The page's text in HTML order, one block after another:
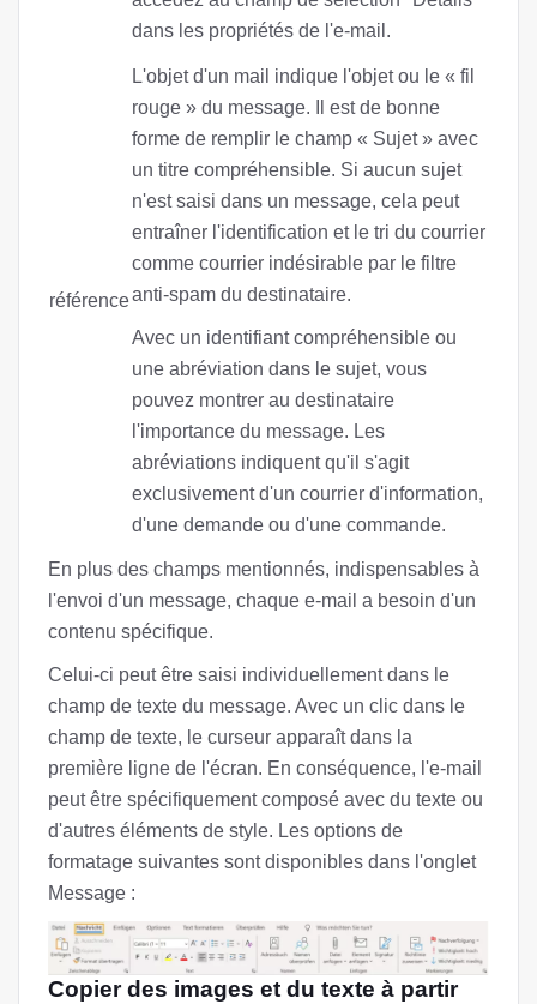
dans les propriétés de l'e-mail.
référence
L'objet d'un mail indique l'objet ou le « fil
rouge » du message. Il est de bonne
forme de remplir le champ « Sujet » avec
un titre compréhensible. Si aucun sujet
n'est saisi dans un message, cela peut
entraîner l'identification et le tri du courrier
comme courrier indésirable par le filtre
anti-spam du destinataire.
Avec un identifiant compréhensible ou
une abréviation dans le sujet, vous
pouvez montrer au destinataire
l'importance du message. Les
abréviations indiquent qu'il s'agit
exclusivement d'un courrier d'information,
d'une demande ou d'une commande.
En plus des champs mentionnés, indispensables à
l'envoi d'un message, chaque e-mail a besoin d'un
contenu spécifique.
Celui-ci peut être saisi individuellement dans le
champ de texte du message. Avec un clic dans le
champ de texte, le curseur apparaît dans la
première ligne de l'écran. En conséquence, l'e-mail
peut être spécifiquement composé avec du texte ou
d'autres éléments de style. Les options de
formatage suivantes sont disponibles dans l'onglet
Message :
Copier des images et du texte à partir